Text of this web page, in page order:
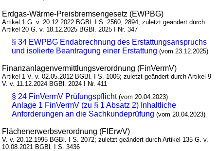
Erdgas-Wärme-Preisbremsengesetz (EWPBG)
Artikel 1 G. v. 20.12.2022 BGBl. I S. 2560, 2894; zuletzt geändert durch
Artikel 20 G. v. 18.12.2025 BGBl. 2025 I Nr. 347
§ 34 EWPBG Endabrechnung des Erstattungsanspruchs
und isolierte Beantragung einer Erstattung (vom 23.12.2025)
Finanzanlagenvermittlungsverordnung (FinVermV)
Artikel 1 V. v. 02.05.2012 BGBl. I S. 1006; zuletzt geändert durch Artikel 9
V. v. 11.12.2024 BGBl. 2024 I Nr. 411
§ 24 FinVermV Prüfungspflicht (vom 20.04.2023)
Anlage 1 FinVermV (zu § 1 Absatz 2) Inhaltliche
Anforderungen an die Sachkundeprüfung (vom 20.04.2023)
Flächenerwerbsverordnung (FlErwV)
V. v. 20.12.1995 BGBl. I S. 2072; zuletzt geändert durch Artikel 135 G. v.
10.08.2021 BGBl. I S. 3436